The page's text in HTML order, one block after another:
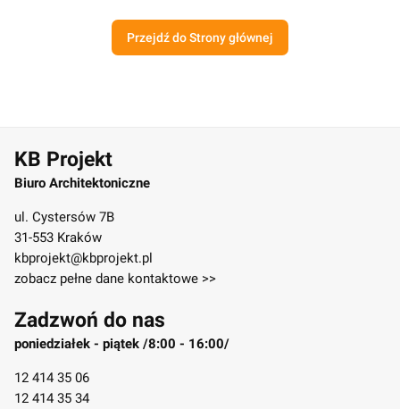
Przejdź do Strony głównej
KB Projekt
Biuro Architektoniczne
ul. Cystersów 7B
31-553 Kraków
kbprojekt@kbprojekt.pl
zobacz pełne dane kontaktowe >>
Zadzwoń do nas
poniedziałek - piątek /8:00 - 16:00/
12 414 35 06
12 414 35 34